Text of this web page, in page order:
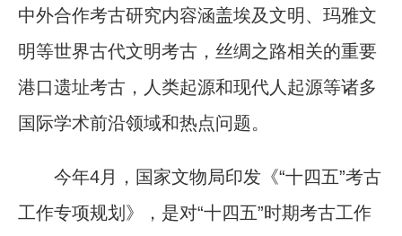
中外合作考古研究内容涵盖埃及文明、玛雅文
明等世界古代文明考古，丝绸之路相关的重要
港口遗址考古，人类起源和现代人起源等诸多
国际学术前沿领域和热点问题。
今年4月，国家文物局印发《“十四五”考古
工作专项规划》，是对“十四五”时期考古工作